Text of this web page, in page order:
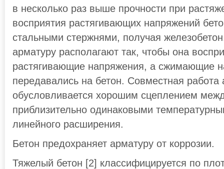
в несколько раз выше прочности при
восприятия растягивающих напряжений
стальными стержнями, получая
арматуру располагают так, чтобы она
растягивающие напряжения, а сжимающие
передавались на бетон. Совместная работа
обусловливается хорошим сцеплением
приблизительно одинаковыми
линейного расширения.
Бетон предохраняет арматуру от коррозии.
Тяжелый бетон [2] классифицируется по